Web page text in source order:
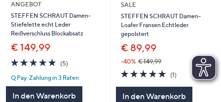
ANGEBOT
STEFFEN SCHRAUT Damen-
Stiefelette echt Leder
Reißverschluss Blockabsatz
€ 149,99
5.0
von
5
(5)5
Q Pay: Zahlung in 3 Raten
In den Warenkorb
SALE
STEFFEN SCHRAUT Damen-
Loafer Fransen Echtleder
gepolstert
€ 89,99
-40% € 149,99
5.0
von
(1)1
Bewertungen
In den Warenkorb